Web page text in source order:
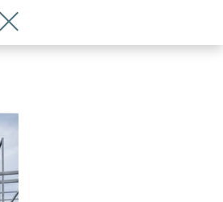
Wróć do artykułu Pierwszy